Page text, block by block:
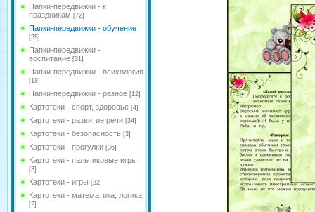
Папки-передвижки - к
праздникам [72]
Папки-передвижки - обучение
[35]
Папки-передвижки -
воспитание [31]
Папки-передвижки - психология
[18]
Папки-передвижки - разное [12]
Картотеки - спорт, здоровье [4]
Картотеки - развитие речи [34]
Картотеки - безопасность [3]
Картотеки - прогулки [36]
Картотеки - пальчиковые игры
[3]
Картотеки - игры [22]
Картотеки - математика, логика
[2]